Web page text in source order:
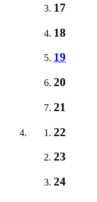
17
18
19
20
21
22
23
24